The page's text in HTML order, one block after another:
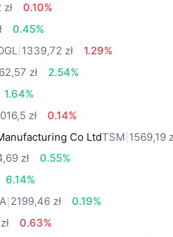
zł
0.10%
0.45%
1339,72 zł
1.29%
zł
2.54%
1.64%
zł
0.14%
Co LtdTSM 1569,19
zł
0.55%
6.14%
2199,46 zł
0.19%
0.63%